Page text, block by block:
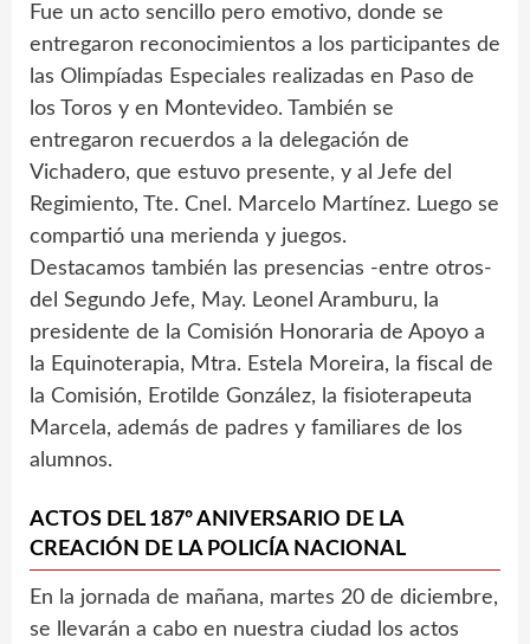
Fue un acto sencillo pero emotivo, donde se
entregaron reconocimientos a los participantes de
las Olimpíadas Especiales realizadas en Paso de
los Toros y en Montevideo. También se
entregaron recuerdos a la delegación de
Vichadero, que estuvo presente, y al Jefe del
Regimiento, Tte. Cnel. Marcelo Martínez. Luego se
compartió una merienda y juegos.
Destacamos también las presencias -entre otros-
del Segundo Jefe, May. Leonel Aramburu, la
presidente de la Comisión Honoraria de Apoyo a
la Equinoterapia, Mtra. Estela Moreira, la fiscal de
la Comisión, Erotilde González, la fisioterapeuta
Marcela, además de padres y familiares de los
alumnos.
ACTOS DEL 187º ANIVERSARIO DE LA
CREACIÓN DE LA POLICÍA NACIONAL
En la jornada de mañana, martes 20 de diciembre,
se llevarán a cabo en nuestra ciudad los actos